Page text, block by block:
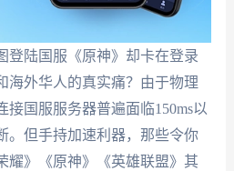
登陆国服《原神》却卡在登录
海外华人的真实痛？由于物理
接国服服务器普遍面临150ms以
。但手持加速利器，那些令你
耀》《原神》《英雄联盟》其